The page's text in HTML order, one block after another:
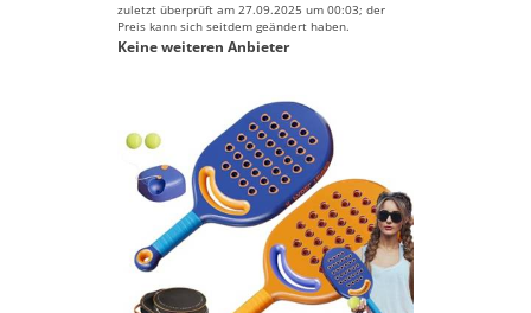
zuletzt überprüft am 27.09.2025 um 00:03; der
Preis kann sich seitdem geändert haben.
Keine weiteren Anbieter